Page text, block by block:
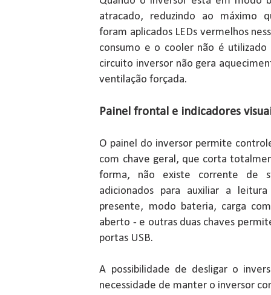
atracado, reduzindo ao máximo
foram aplicados LEDs vermelhos
consumo e o cooler não é
circuito inversor não gera
ventilação forçada.
Painel frontal e indicadores
O painel do inversor permite
com chave geral, que corta
forma, não existe corrente de
adicionados para auxiliar a
presente, modo bateria, carga
aberto - e outras duas chaves
portas USB.
A possibilidade de desligar o
necessidade de manter o inversor